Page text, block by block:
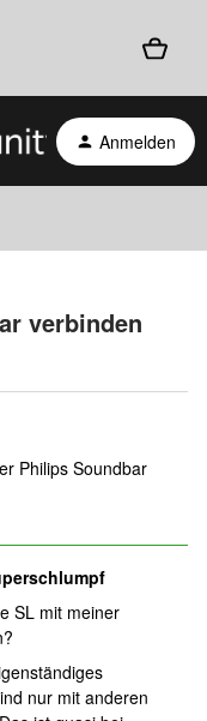
Anmelden
verbinden
Philips Soundbar
SL mit meiner
nur mit anderen